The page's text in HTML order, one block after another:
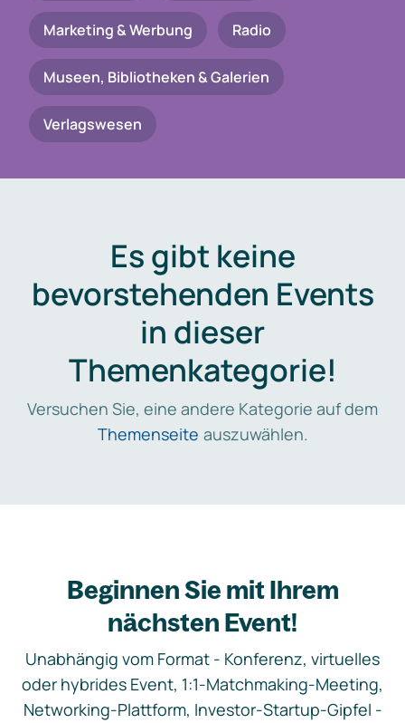
Marketing & Werbung Radio
Museen, Bibliotheken & Galerien
Verlagswesen
Es gibt keine
bevorstehenden Events
in dieser
Themenkategorie!
Versuchen Sie, eine andere Kategorie auf dem
Themenseite auszuwählen.
Beginnen Sie mit Ihrem
nächsten Event!
Unabhängig vom Format - Konferenz, virtuelles
oder hybrides Event, 1:1-Matchmaking-Meeting,
Networking-Plattform, Investor-Startup-Gipfel -